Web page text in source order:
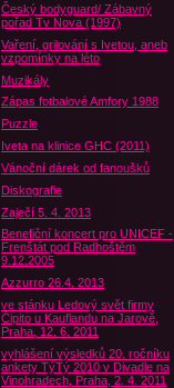
Český bodyguard/ Zábavný
pořad Tv Nova (1997)
Vaření, grilování s Ivetou, aneb
vzpomínky na léto
Muzikály
Zápas fotbalové Amfory 1988
Puzzle
Iveta na klinice GHC (2011)
Vánoční dárek od fanoušků
Diskografie
Zaječí 5. 4. 2013
Benefiční koncert pro UNICEF -
Frenštát pod Radhoštěm
9.12.2005
Azzurro 26.4. 2013
ve stánku Ledový svět firmy
Čipito u Kauflandu na Jarově,
Praha, 12. 6. 2011
vyhlášení výsledků 20. ročníku
ankety TýTý 2010 v Divadle na
Vinohradech, Praha, 2. 4. 2011